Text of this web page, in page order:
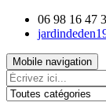
06 98 16 47
Mobile navigation